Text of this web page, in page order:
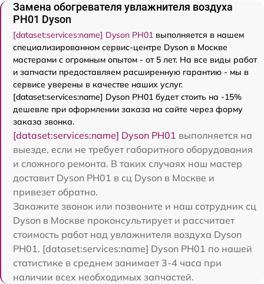
Замена обогревателя увлажнителя воздуха
PH01 Dyson
[dataset:services:name] Dyson PH01 выполняется в нашем
специализированном сервис-центре Dyson в Москве
мастерами с огромным опытом - от 5 лет. На все виды работ
и запчасти предоставляем расширенную гарантию - мы в
сервисе уверены в качестве наших услуг.
[dataset:services:name] Dyson PH01 будет стоить на -15%
дешевле при оформлении заказа на сайте через форму
заказа звонка.
[dataset:services:name] Dyson PH01 выполняется на
выезде, если не требует габаритного оборудования
и сложного ремонта. В таких случаях наш мастер
доставит Dyson PH01 в сц Dyson в Москве и
привезет обратно.
Закажите звонок или позвоните и наш сотрудник сц
Dyson в Москве проконсультирует и рассчитает
стоимость работ над увлажнителя воздуха Dyson
PH01. [dataset:services:name] Dyson PH01 по нашей
статистике в среднем занимает 3-4 часа при
наличии всех необходимых запчастей.